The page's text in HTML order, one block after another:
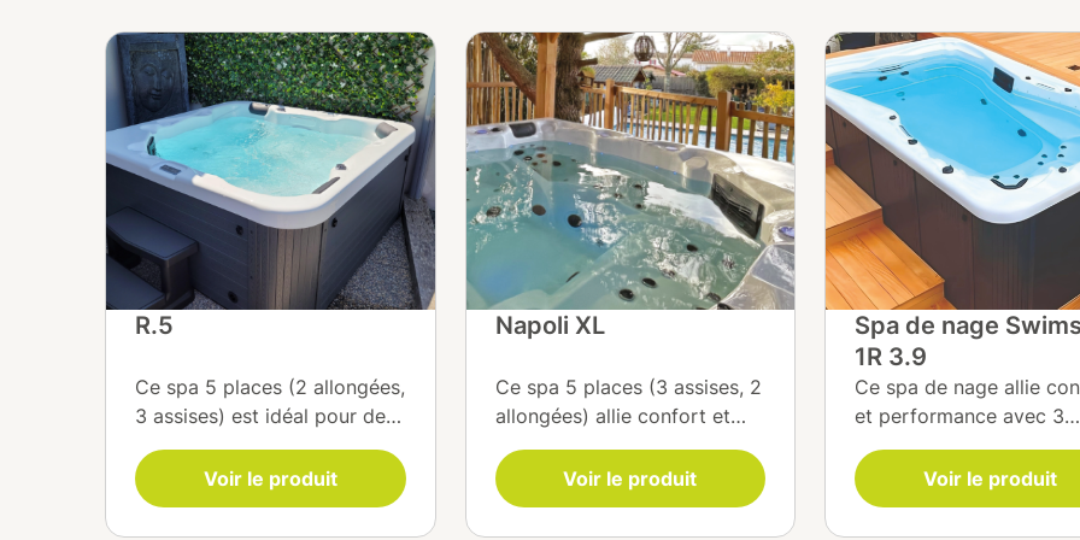
R.5
Ce spa 5 places (2 allongées,
3 assises) est idéal pour des
moments de détente en
groupe. Équipé de 36 buses
en inox et d’une pompe de
massage 2,5 CV, il offre des
Voir le produit
Napoli XL
Ce spa 5 places (3 assises, 2
allongées) allie confort et
technologie pour une détente
partagée. Équipé du système
Balboa BP, d’une filtration
EcoEnergie® et d’un
Voir le produit
Spa de nage
1R 3.9
Ce spa de nage allie
et performance avec 3
places assises et un
optimisé. Équipé du
Balboa BP, de 3 turbo
contre-courant et d’une
Voir le produit